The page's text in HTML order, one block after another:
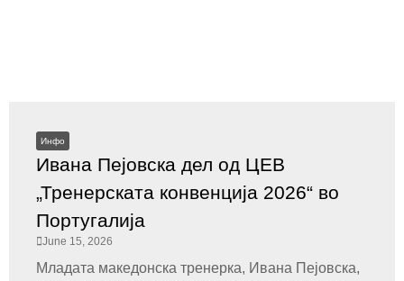
Инфо
Ивана Пејовска дел од ЦЕВ
„Тренерската конвенција 2026“ во
Португалија
June 15, 2026
Младата македонска тренерка, Ивана Пејовска,